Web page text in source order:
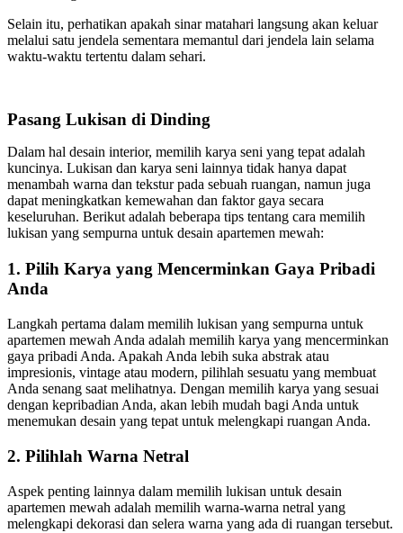
Selain itu, perhatikan apakah sinar matahari langsung akan keluar
melalui satu jendela sementara memantul dari jendela lain selama
waktu-waktu tertentu dalam sehari.
Pasang Lukisan di Dinding
Dalam hal desain interior, memilih karya seni yang tepat adalah
kuncinya. Lukisan dan karya seni lainnya tidak hanya dapat
menambah warna dan tekstur pada sebuah ruangan, namun juga
dapat meningkatkan kemewahan dan faktor gaya secara
keseluruhan. Berikut adalah beberapa tips tentang cara memilih
lukisan yang sempurna untuk desain apartemen mewah:
1. Pilih Karya yang Mencerminkan Gaya Pribadi
Anda
Langkah pertama dalam memilih lukisan yang sempurna untuk
apartemen mewah Anda adalah memilih karya yang mencerminkan
gaya pribadi Anda. Apakah Anda lebih suka abstrak atau
impresionis, vintage atau modern, pilihlah sesuatu yang membuat
Anda senang saat melihatnya. Dengan memilih karya yang sesuai
dengan kepribadian Anda, akan lebih mudah bagi Anda untuk
menemukan desain yang tepat untuk melengkapi ruangan Anda.
2. Pilihlah Warna Netral
Aspek penting lainnya dalam memilih lukisan untuk desain
apartemen mewah adalah memilih warna-warna netral yang
melengkapi dekorasi dan selera warna yang ada di ruangan tersebut.